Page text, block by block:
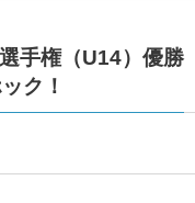
手権（U14）優勝
ク！